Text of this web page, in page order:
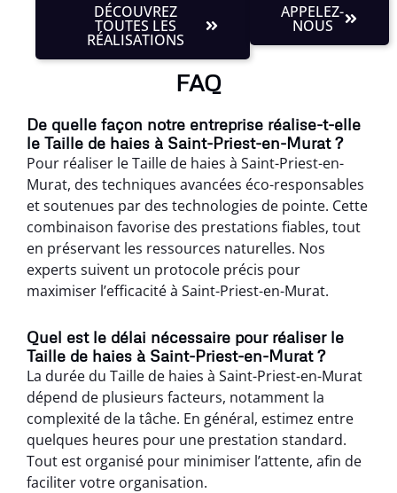
DÉCOUVREZ
TOUTES LES
RÉALISATIONS
APPELEZ-
NOUS
FAQ
De quelle façon notre entreprise réalise-t-elle
le Taille de haies à Saint-Priest-en-Murat ?
Pour réaliser le Taille de haies à Saint-Priest-en-
Murat, des techniques avancées éco-responsables
et soutenues par des technologies de pointe. Cette
combinaison favorise des prestations fiables, tout
en préservant les ressources naturelles. Nos
experts suivent un protocole précis pour
maximiser l’efficacité à Saint-Priest-en-Murat.
Quel est le délai nécessaire pour réaliser le
Taille de haies à Saint-Priest-en-Murat ?
La durée du Taille de haies à Saint-Priest-en-Murat
dépend de plusieurs facteurs, notamment la
complexité de la tâche. En général, estimez entre
quelques heures pour une prestation standard.
Tout est organisé pour minimiser l’attente, afin de
faciliter votre organisation.